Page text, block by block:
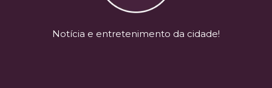
Notícia e entretenimento da cidade!